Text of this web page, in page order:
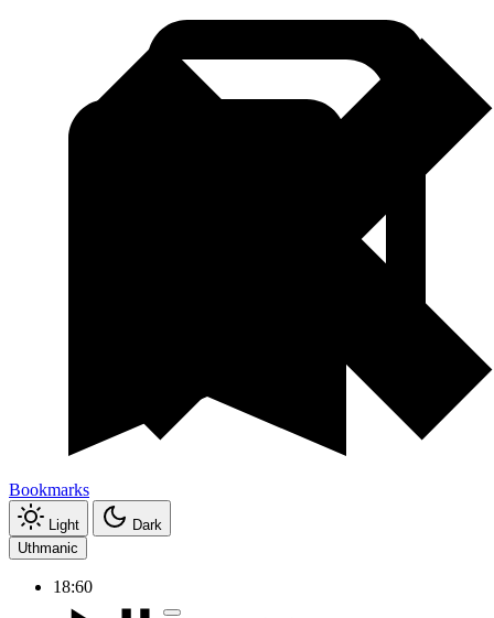
Bookmarks
Light
Dark
Uthmanic
18:60